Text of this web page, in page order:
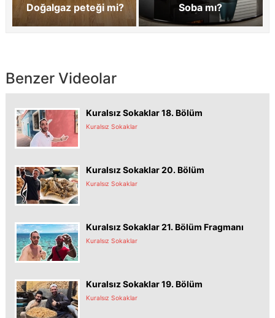
Doğalgaz peteği mi? Soba mı?
Benzer Videolar
Kuralsız Sokaklar 18. Bölüm
Kuralsız Sokaklar
Kuralsız Sokaklar 20. Bölüm
Kuralsız Sokaklar
Kuralsız Sokaklar 21. Bölüm Fragmanı
Kuralsız Sokaklar
Kuralsız Sokaklar 19. Bölüm
Kuralsız Sokaklar